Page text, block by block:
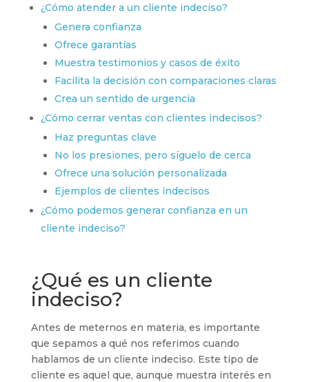
¿Cómo atender a un cliente indeciso?
Genera confianza
Ofrece garantías
Muestra testimonios y casos de éxito
Facilita la decisión con comparaciones claras
Crea un sentido de urgencia
¿Cómo cerrar ventas con clientes indecisos?
Haz preguntas clave
No los presiones, pero síguelo de cerca
Ofrece una solución personalizada
Ejemplos de clientes indecisos
¿Cómo podemos generar confianza en un
cliente indeciso?
¿Qué es un cliente
indeciso?
Antes de meternos en materia, es importante
que sepamos a qué nos referimos cuando
hablamos de un cliente indeciso. Este tipo de
cliente es aquel que, aunque muestra interés en